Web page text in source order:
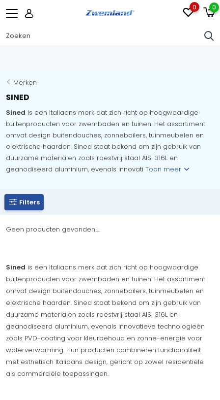
0 0
Merken
SINED
Sined is een Italiaans merk dat zich richt op hoogwaardige
buitenproducten voor zwembaden en tuinen. Het assortiment
omvat design buitendouches, zonneboilers, tuinmeubelen en
elektrische haarden. Sined staat bekend om zijn gebruik van
duurzame materialen zoals roestvrij staal AISI 316L en
geanodiseerd aluminium, evenals innovati Toon meer
Filters
Geen producten gevonden!...
Sined is een Italiaans merk dat zich richt op hoogwaardige
buitenproducten voor zwembaden en tuinen. Het assortiment
omvat design buitendouches, zonneboilers, tuinmeubelen en
elektrische haarden. Sined staat bekend om zijn gebruik van
duurzame materialen zoals roestvrij staal AISI 316L en
geanodiseerd aluminium, evenals innovatieve technologieën
zoals PVD-coating voor kleurbehoud en zonne-energie voor
waterverwarming. Hun producten combineren functionaliteit
met esthetisch Italiaans design, gericht op zowel residentiële
als commerciële toepassingen.